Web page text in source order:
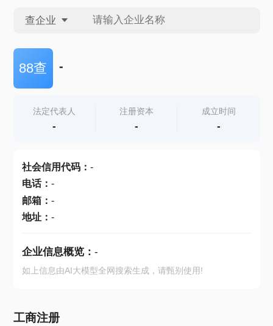
查企业
查企业
查产地
88查 -
法定代表人
-
注册资本
-
成立时间
-
社会信用代码： -
电话： -
邮箱： -
地址： -
企业信息概览： -
如上信息由AI大模型全网搜索生成，请甄别使用!
工商注册